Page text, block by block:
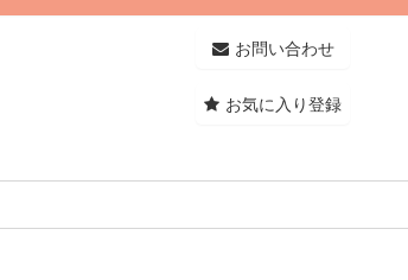
お問い合わせ
お気に入り登録